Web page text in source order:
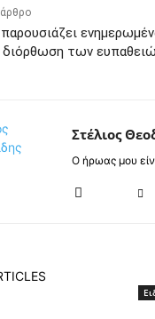
διόρθωση των
Στέλιος
Ο ήρωας μου